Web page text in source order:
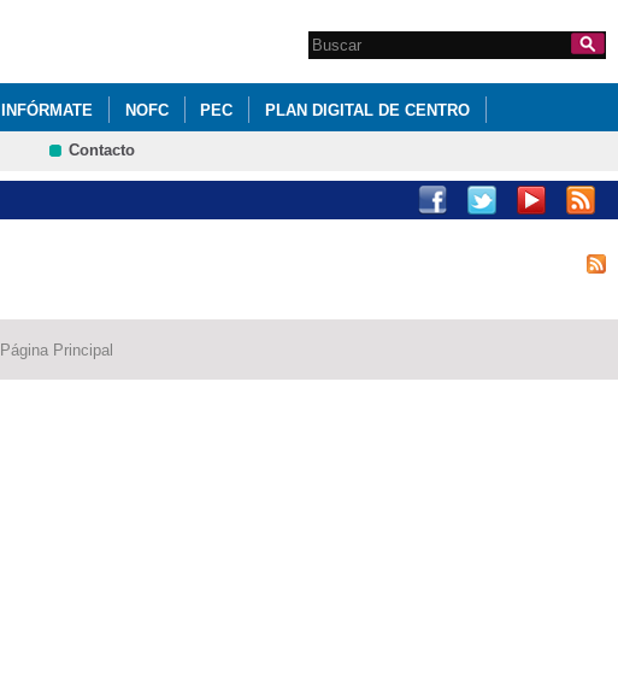
Formulario de
búsqueda
Search this site
INFÓRMATE NOFC PEC PLAN DIGITAL DE CENTRO
Contacto
Página Principal